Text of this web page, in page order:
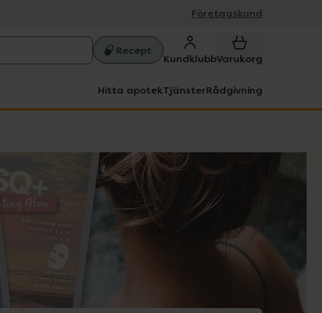
Företagskund
Recept
KundklubbVarukorg
Hitta apotekTjänsterRådgivning